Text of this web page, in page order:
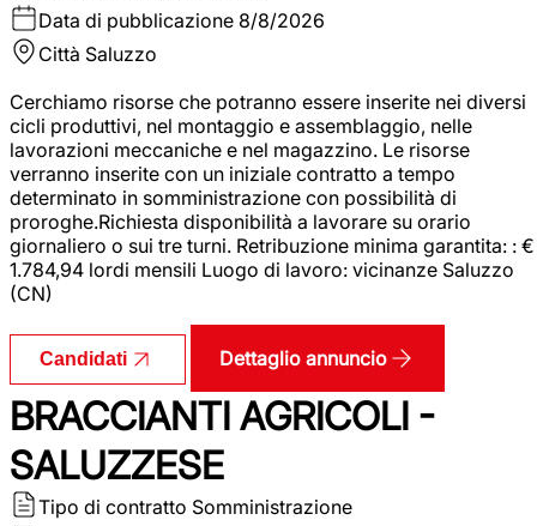
Data di pubblicazione 8/8/2026
Città Saluzzo
Cerchiamo risorse che potranno essere inserite nei diversi
cicli produttivi, nel montaggio e assemblaggio, nelle
lavorazioni meccaniche e nel magazzino. Le risorse
verranno inserite con un iniziale contratto a tempo
determinato in somministrazione con possibilità di
proroghe.Richiesta disponibilità a lavorare su orario
giornaliero o sui tre turni. Retribuzione minima garantita: : €
1.784,94 lordi mensili Luogo di lavoro: vicinanze Saluzzo
(CN)
Candidati Dettaglio annuncio
BRACCIANTI AGRICOLI -
SALUZZESE
Tipo di contratto Somministrazione